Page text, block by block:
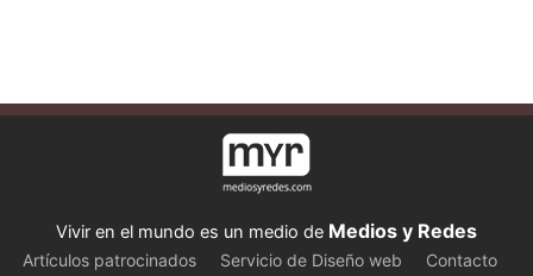
Vivir en el mundo es un medio de Medios y Redes
Artículos patrocinados Servicio de Diseño web
Contacto